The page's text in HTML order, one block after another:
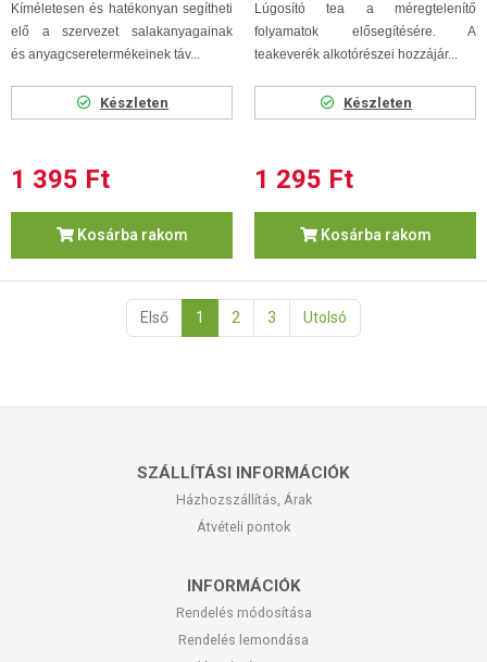
Kíméletesen és hatékonyan segítheti
elő a szervezet salakanyagainak
és anyagcseretermékeinek táv...
Készleten
1 395 Ft
Kosárba rakom
Lúgosító tea a méregtelenítő
folyamatok elősegítésére. A
teakeverék alkotórészei hozzájár...
Készleten
1 295 Ft
Kosárba rakom
Első 1 2 3 Utolsó
SZÁLLÍTÁSI INFORMÁCIÓK
Házhozszállítás, Árak
Átvételi pontok
INFORMÁCIÓK
Rendelés módosítása
Rendelés lemondása